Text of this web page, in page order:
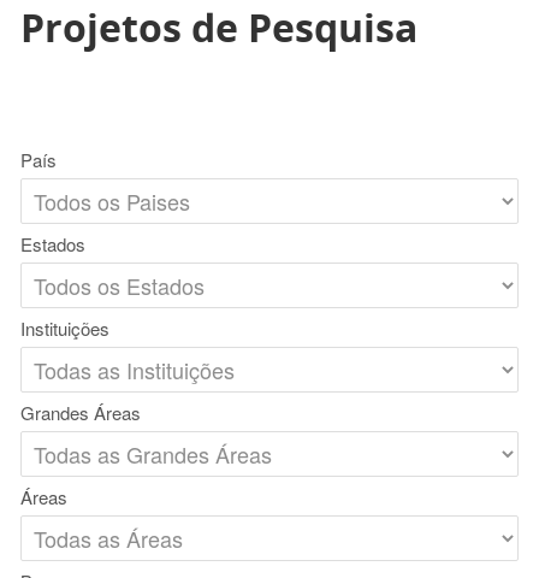
Projetos de Pesquisa
País
Estados
Instituições
Grandes Áreas
Áreas